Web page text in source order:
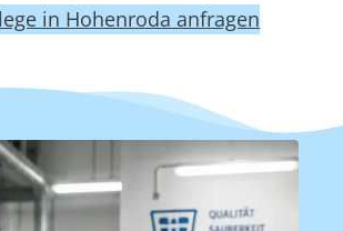
in Hohenroda anfragen